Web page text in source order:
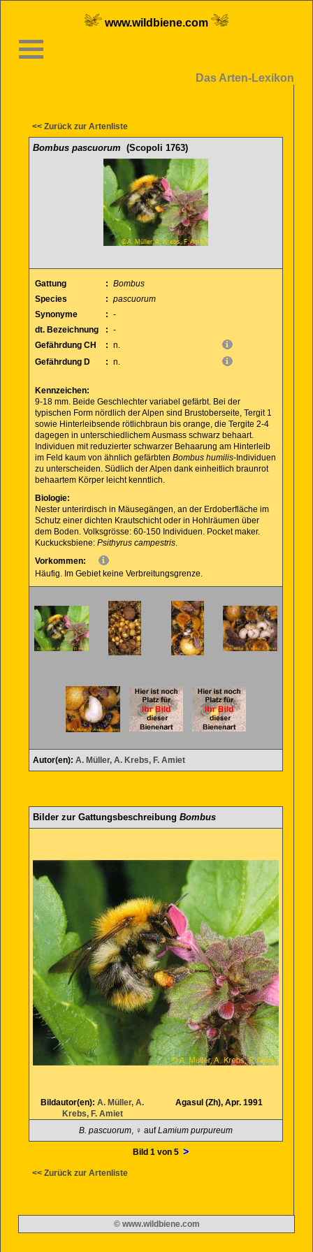
www.wildbiene.com
Das Arten-Lexikon
<< Zurück zur Artenliste
Bombus pascuorum (Scopoli 1763)
Gattung : Bombus
Species
: pascuorum
Synonyme
: -
dt. Bezeichnung
: -
Gefährdung CH
: n.
Gefährdung D
: n.
Kennzeichen:
9-18 mm. Beide Geschlechter variabel gefärbt. Bei der
typischen Form nördlich der Alpen sind Brustoberseite, Tergit 1
sowie Hinterleibsende rötlichbraun bis orange, die Tergite 2-4
dagegen in unterschiedlichem Ausmass schwarz behaart.
Individuen mit reduzierter schwarzer Behaarung am Hinterleib
im Feld kaum von ähnlich gefärbten Bombus humilis-Individuen
zu unterscheiden. Südlich der Alpen dank einheitlich braunrot
behaartem Körper leicht kenntlich.
Biologie:
Nester unterirdisch in Mäusegängen, an der Erdoberfläche im
Schutz einer dichten Krautschicht oder in Hohlräumen über
dem Boden. Volksgrösse: 60-150 Individuen. Pocket maker.
Kuckucksbiene: Psithyrus campestris.
Vorkommen:
Häufig. Im Gebiet keine Verbreitungsgrenze.
Autor(en): A. Müller, A. Krebs, F. Amiet
Bilder zur Gattungsbeschreibung Bombus
Bildautor(en):A. Müller, A.
Krebs, F. Amiet
Agasul (Zh), Apr. 1991
B. pascuorum, ♀ aufLamium purpureum
Bild 1 von 5
<< Zurück zur Artenliste
© www.wildbiene.com